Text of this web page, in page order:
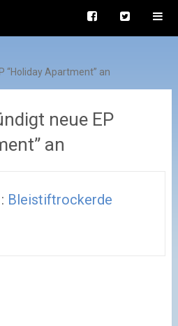
“Holiday Apartment” an
neue EP
an
Bleistiftrockerde